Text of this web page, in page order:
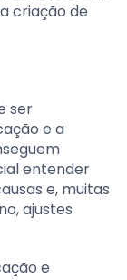
criação de
ser
e a
entender
e, muitas
ajustes
e